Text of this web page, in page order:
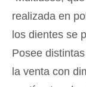
realizada en
los dientes se
Posee
la venta con